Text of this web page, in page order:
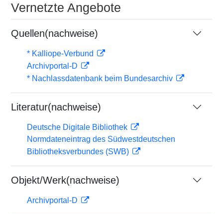
Vernetzte Angebote
Quellen(nachweise)
* Kalliope-Verbund
Archivportal-D
* Nachlassdatenbank beim Bundesarchiv
Literatur(nachweise)
Deutsche Digitale Bibliothek
Normdateneintrag des Südwestdeutschen
Bibliotheksverbundes (SWB)
Objekt/Werk(nachweise)
Archivportal-D